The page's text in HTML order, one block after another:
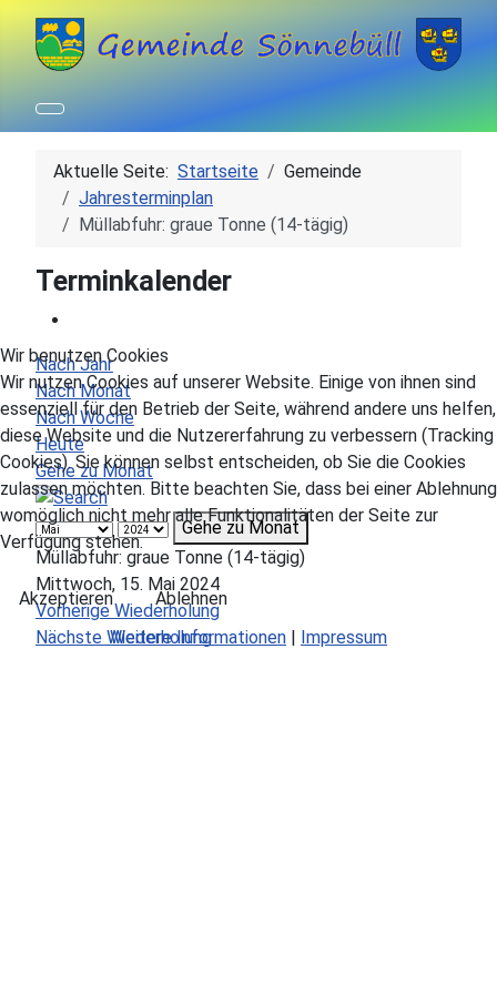
Aktuelle Seite: Startseite
Gemeinde
Jahresterminplan
Müllabfuhr: graue Tonne (14-tägig)
Terminkalender
Nach Jahr
Nach Monat
Nach Woche
Heute
Gehe zu Monat
Gehe zu Monat
Müllabfuhr: graue Tonne (14-tägig)
Mittwoch, 15. Mai 2024
Vorherige Wiederholung
Nächste Wiederholung
Wir benutzen Cookies
Wir nutzen Cookies auf unserer Website. Einige von ihnen sind
essenziell für den Betrieb der Seite, während andere uns helfen,
diese Website und die Nutzererfahrung zu verbessern (Tracking
Cookies). Sie können selbst entscheiden, ob Sie die Cookies
zulassen möchten. Bitte beachten Sie, dass bei einer Ablehnung
womöglich nicht mehr alle Funktionalitäten der Seite zur
Verfügung stehen.
Akzeptieren
Ablehnen
Weitere Informationen | Impressum